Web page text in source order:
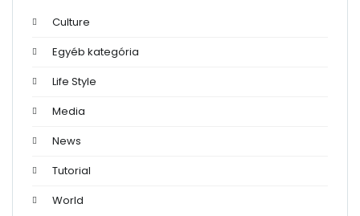
Culture
Egyéb kategória
Life Style
Media
News
Tutorial
World